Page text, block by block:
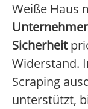
Weiße Haus
Sicherheit
Widerstand.
Scraping
unterstützt,